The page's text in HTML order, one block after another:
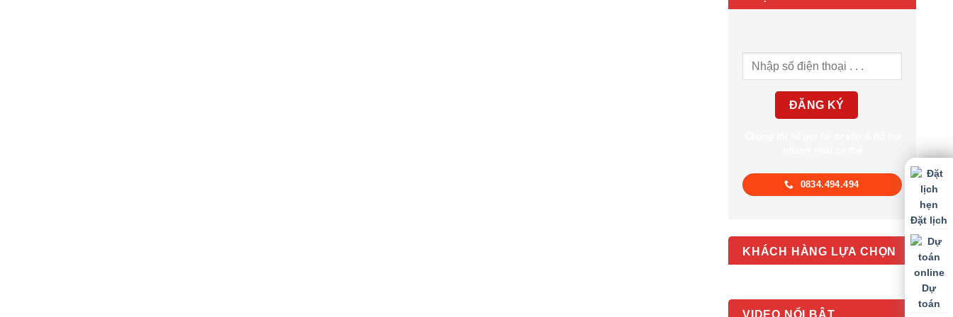
0834.494.494
KHÁCH HÀNG LỰA CHỌN
VIDEO NỔI BẬT
Đặt lịch
Dự
toán